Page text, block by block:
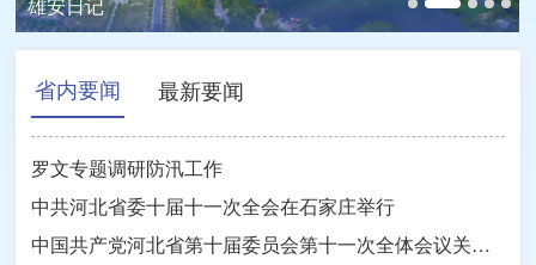
花”
“美丽河北”系列短视频
雄安日记
不容错过！雄安这场大赛精彩瞬间→
飞阅中国丨雄安新区南河枢纽夏日风光
花”
“美丽河北”系列短视频
省内要闻 最新要闻
罗文专题调研防汛工作
中共河北省委十届十一次全会在石家庄举行
中国共产党河北省第十届委员会第十一次全体会议关于召开中国共产党河北省第十一次代表大会的决议